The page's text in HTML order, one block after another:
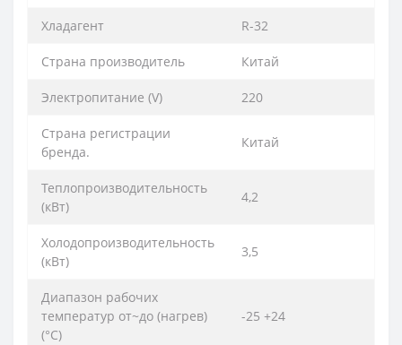
Хладагент R-32
Страна производитель Китай
Электропитание (V) 220
Страна регистрации
бренда.
Китай
Теплопроизводительность
(кВт)
4,2
Холодопроизводительность
(кВт)
3,5
Диапазон рабочих
температур от~до (нагрев)
(°C)
-25 +24